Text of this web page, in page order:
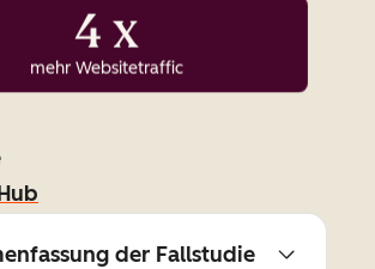
4 x
mehr Websitetraffic
der Fallstudie